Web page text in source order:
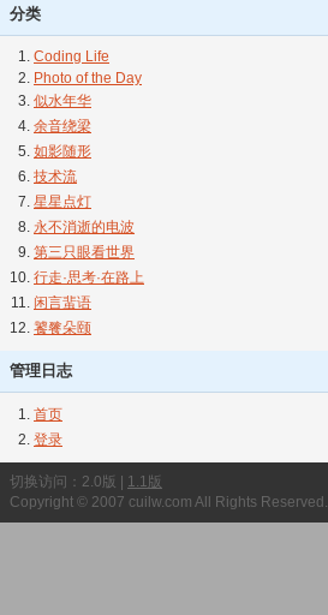
分类
Coding Life
Photo of the Day
似水年华
余音绕梁
如影随形
技术流
星星点灯
永不消逝的电波
第三只眼看世界
行走·思考·在路上
闲言蜚语
饕餮朵颐
管理日志
首页
登录
切换访问：2.0版 | 1.1版
Copyright © 2007 cuilw.com All Rights Reserved.